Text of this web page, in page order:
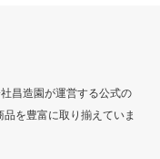
昌造園が運営する公式の
を豊富に取り揃えていま